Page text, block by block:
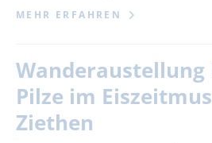
MEHR ERFAHREN
Wanderaustellung
Pilze im
Ziethen